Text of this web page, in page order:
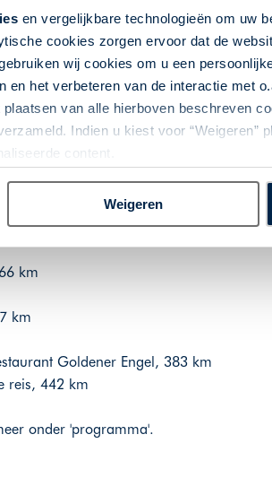
en vergelijkbare technologieën om uw
cookies zorgen ervoor dat de
wij cookies om u een
en het verbeteren van de interactie met
van alle hierboven beschreven
Indien u kiest voor “Weigeren”
content.
Weigeren
gelegen tussen hoge bergen en
op de stad. Verblijf in Laax waar naast de
en bezoek het Caumameer. Ontdek
waar kostbare manuscripten te
400 km
Park Hotel, 430 km
km
km
Goldener Engel, 383 km
reis, 442 km
onder 'programma'.